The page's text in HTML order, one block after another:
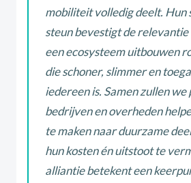
mobiliteit volledig deelt. Hun
steun bevestigt de relevantie
een ecosysteem uitbouwen
die schoner, slimmer en
iedereen is. Samen zullen
bedrijven en overheden
te maken naar duurzame
hun kosten én uitstoot te
alliantie betekent een